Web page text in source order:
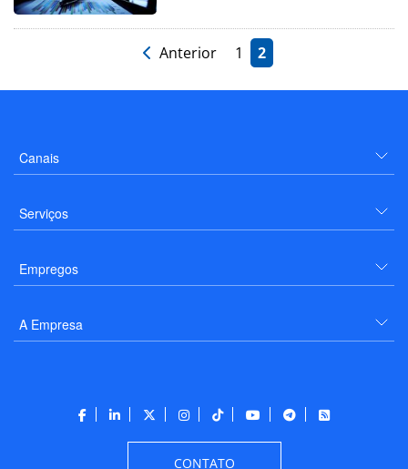
Anterior 1 2
Canais
Serviços
Empregos
A Empresa
CONTATO